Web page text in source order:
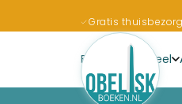
Gratis
Boeken Actueel